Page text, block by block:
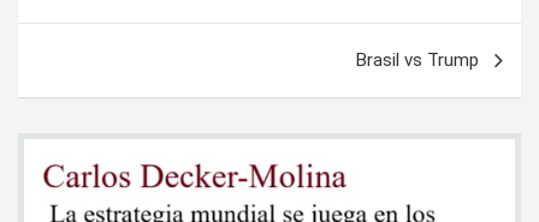
entradas
Brasil vs Trump